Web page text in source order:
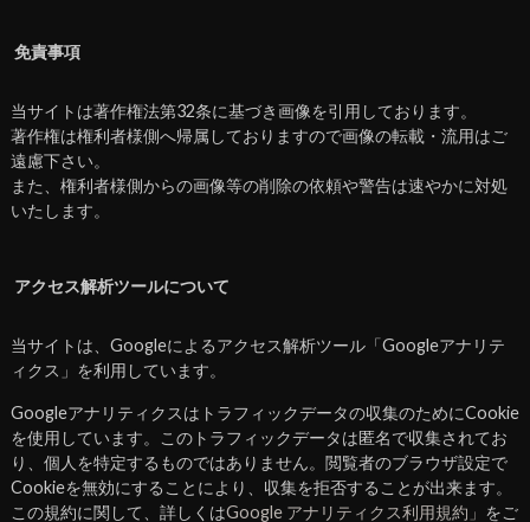
免責事項
当サイトは著作権法第32条に基づき画像を引用しております。
著作権は権利者様側へ帰属しておりますので画像の転載・流用はご
遠慮下さい。
また、権利者様側からの画像等の削除の依頼や警告は速やかに対処
いたします。
アクセス解析ツールについて
当サイトは、Googleによるアクセス解析ツール「Googleアナリテ
ィクス」を利用しています。
Googleアナリティクスはトラフィックデータの収集のためにCookie
を使用しています。このトラフィックデータは匿名で収集されてお
り、個人を特定するものではありません。閲覧者のブラウザ設定で
Cookieを無効にすることにより、収集を拒否することが出来ます。
この規約に関して、詳しくはGoogle アナリティクス利用規約」 をご